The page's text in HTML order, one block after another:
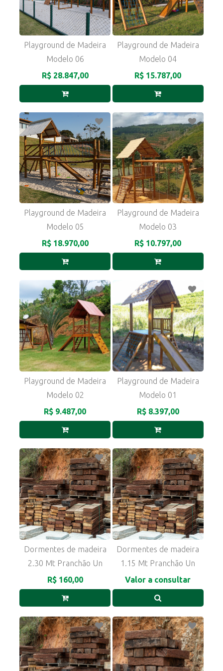
Playground de Madeira
Modelo 06
R$ 28.847,00
Playground de Madeira
Modelo 04
R$ 15.787,00
Playground de Madeira
Modelo 05
R$ 18.970,00
Playground de Madeira
Modelo 03
R$ 10.797,00
Playground de Madeira
Modelo 02
R$ 9.487,00
Playground de Madeira
Modelo 01
R$ 8.397,00
Dormentes de madeira
2.30 Mt Pranchão Un
R$ 160,00
Dormentes de madeira
1.15 Mt Pranchão Un
Valor a consultar